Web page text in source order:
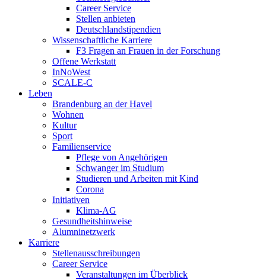
Career Service
Stellen anbieten
Deutschlandstipendien
Wissenschaftliche Karriere
F3 Fragen an Frauen in der Forschung
Offene Werkstatt
InNoWest
SCALE-C
Leben
Brandenburg an der Havel
Wohnen
Kultur
Sport
Familienservice
Pflege von Angehörigen
Schwanger im Studium
Studieren und Arbeiten mit Kind
Corona
Initiativen
Klima-AG
Gesundheitshinweise
Alumninetzwerk
Karriere
Stellenausschreibungen
Career Service
Veranstaltungen im Überblick